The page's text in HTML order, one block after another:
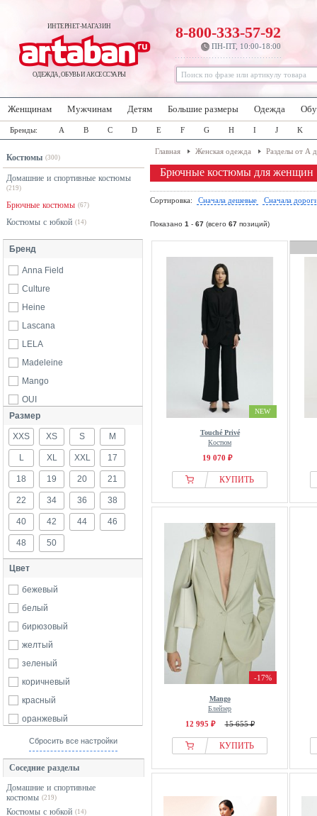
ИНТЕРНЕТ-МАГАЗИН
ОДЕЖДА, ОБУВЬ И АКСЕССУАРЫ
8-800-333-57-92
ПН-ПТ, 10:00-18:00
Женщинам Мужчинам Детям Большие размеры Одежда
Бренды: A B C D E F G H I J K
Костюмы (300)
Домашние и спортивные костюмы
(219)
Брючные костюмы (67)
Костюмы с юбкой (14)
Бренд
Anna Field
Culture
Heine
Lascana
LELA
Madeleine
Mango
OUI
Touché Privé
Размер
XXS XS S M
L XL XXL 17
18 19 20 21
22 34 36 38
40 42 44 46
48 50
Цвет
бежевый
белый
бирюзовый
желтый
зеленый
коричневый
красный
оранжевый
разноцветный
серебристый
серый
синий
Сбросить все настройки
Соседние разделы
Домашние и спортивные
костюмы (219)
Костюмы с юбкой (14)
Главная Женская одежда Разделы от А
Брючные костюмы для женщин
Сортировка: Сначала дешевые Сначала
Показано 1 - 67 (всего 67 позиций)
NEW
Touché Privé
Костюм
19 070 ₽
КУПИТЬ
-17%
Mango
Блейзер
12 995 ₽ 15 655 ₽
КУПИТЬ